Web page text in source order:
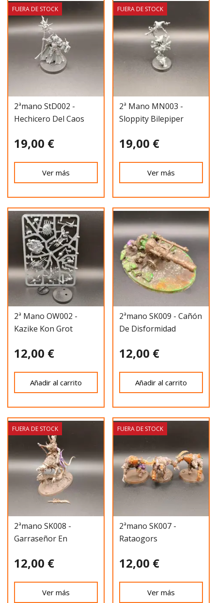
2ªmano StD002 -
Hechicero Del Caos
19,00 €
Ver más
FUERA DE STOCK
2ª Mano MN003 -
Sloppity Bilepiper
19,00 €
Ver más
FUERA DE STOCK
2ª Mano OW002 -
Kazike Kon Grot
12,00 €
Añadir al carrito
2ªmano SK009 - Cañón
De Disformidad
12,00 €
Añadir al carrito
2ªmano SK008 -
Garraseñor En
12,00 €
Ver más
FUERA DE STOCK
2ªmano SK007 -
Rataogors
12,00 €
Ver más
FUERA DE STOCK